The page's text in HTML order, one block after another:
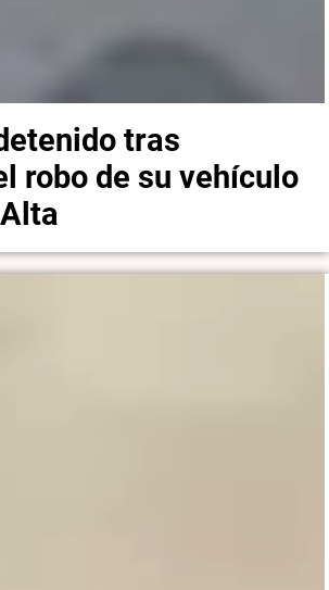
tras
robo de su vehículo